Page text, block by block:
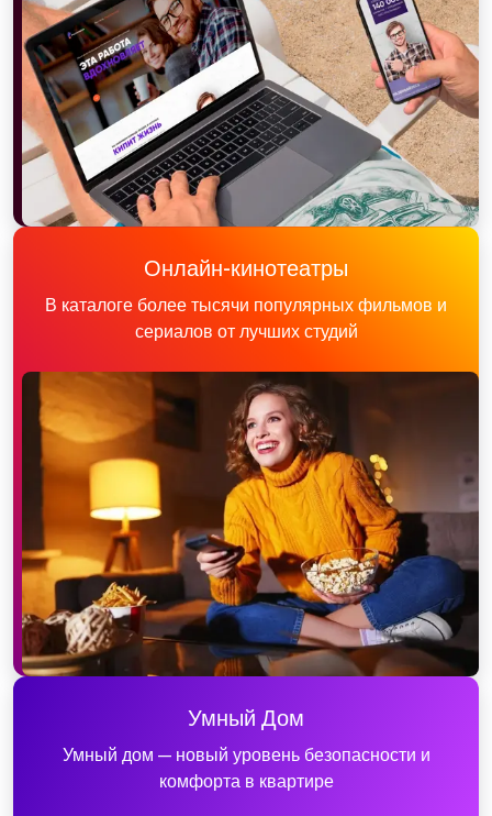
Онлайн-кинотеатры
В каталоге более тысячи популярных фильмов и
сериалов от лучших студий
Умный Дом
Умный дом — новый уровень безопасности и
комфорта в квартире